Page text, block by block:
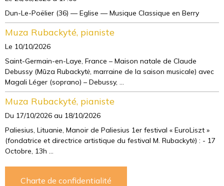
Dun-Le-Poëlier (36) — Eglise — Musique Classique en Berry
Muza Rubackyté, pianiste
Le 10/10/2026
Saint-Germain-en-Laye, France – Maison natale de Claude
Debussy (Mūza Rubackytė, marraine de la saison musicale) avec
Magali Léger (soprano) – Debussy, ...
Muza Rubackyté, pianiste
Du 17/10/2026 au 18/10/2026
Paliesius, Lituanie, Manoir de Paliesius 1er festival « EuroLiszt »
(fondatrice et directrice artistique du festival M. Rubackytė) : - 17
Octobre, 13h ...
Charte de confidentialité